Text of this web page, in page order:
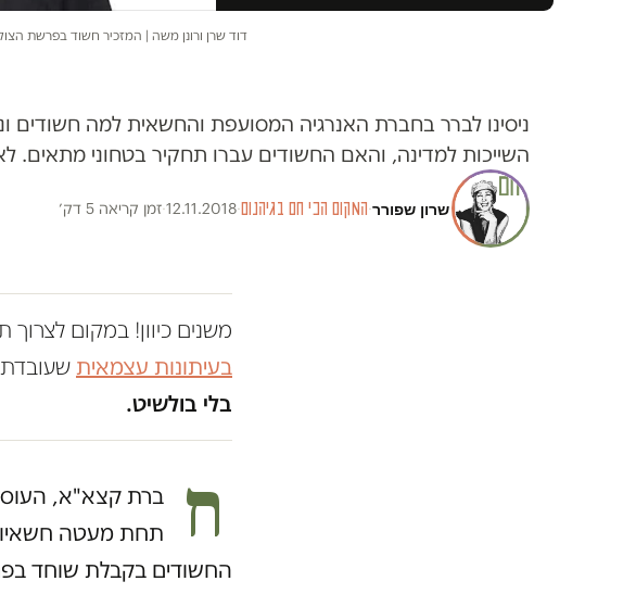
דוד שרן ורונן משה | המזכיר חשוד בפרשת
ניסינו לברר בחברת האנרגיה המסועפת והחשאית למה
השייכות למדינה, והאם החשודים עברו תחקיר בטחוני מתאים.
שרון שפורר·המקום הכי חם בגיהנום·
12.11.2018
·זמן קריאה 5 דק׳
משנים כיוון! במקום
בעיתונות עצמאית
בלי בולשיט.
ח
ברת קצא"א,
תחת מעטה
החשודים בקבלת שוחד